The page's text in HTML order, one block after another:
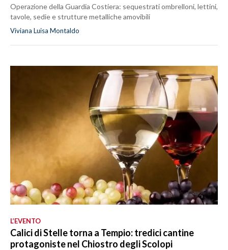
Operazione della Guardia Costiera: sequestrati ombrelloni, lettini,
tavole, sedie e strutture metalliche amovibili
Viviana Luisa Montaldo
L’EVENTO
Calici di Stelle torna a Tempio: tredici cantine
protagoniste nel Chiostro degli Scolopi